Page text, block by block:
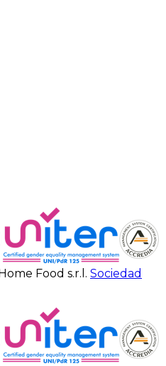
Food s.r.l. Sociedad